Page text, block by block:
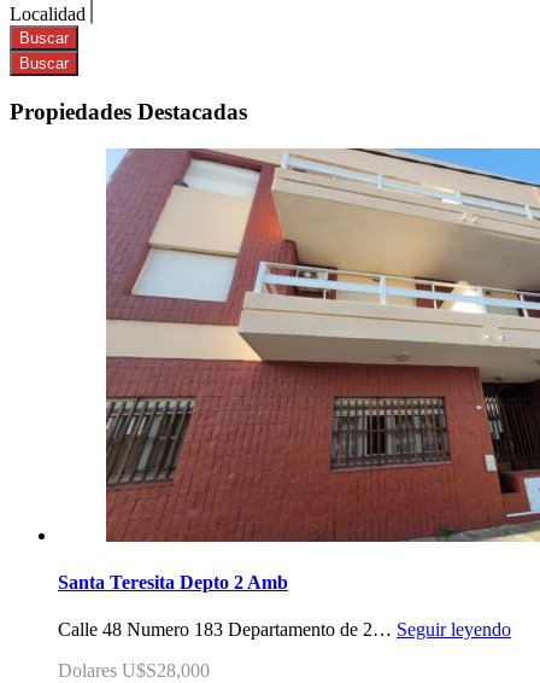
Localidad
Propiedades Destacadas
Santa Teresita Depto 2 Amb
Calle 48 Numero 183 Departamento de 2… Seguir leyendo
Dolares U$S28,000